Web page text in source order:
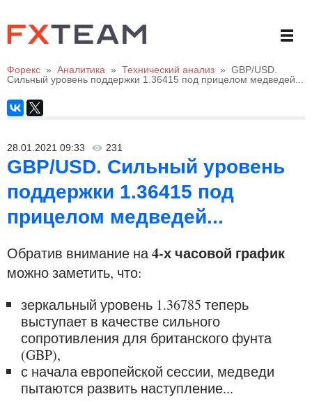
Форекс » Аналитика » Технический анализ » GBP/USD.
Сильный уровень поддержки 1.36415 под прицелом медведей...
28.01.2021 09:33 231
GBP/USD. Сильный уровень
поддержки 1.36415 под
прицелом медведей...
Обратив внимание на4-х часовой график
можно заметить, что:
зеркальный уровень 1.36785 теперь
выступает в качестве сильного
сопротивления для британского фунта
(GBP),
с начала европейской сессии, медведи
пытаются развить наступление...